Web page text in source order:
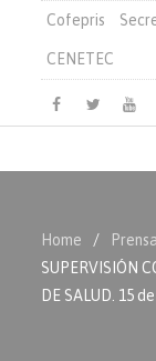
Cofepris
CENETEC
Facebook
Twitter
Home
Prensa
SUPERVISIÓN
DE SALUD. 15